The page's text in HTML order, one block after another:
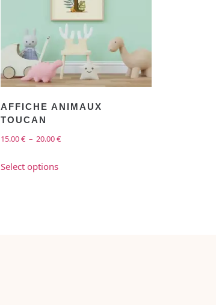
AFFICHE ANIMAUX
TOUCAN
15.00€ – 20.00€
Select options